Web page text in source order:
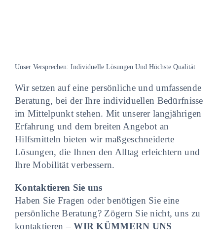
Unser Versprechen: Individuelle Lösungen Und Höchste Qualität
Wir setzen auf eine persönliche und umfassende
Beratung, bei der Ihre individuellen Bedürfnisse
im Mittelpunkt stehen. Mit unserer langjährigen
Erfahrung und dem breiten Angebot an
Hilfsmitteln bieten wir maßgeschneiderte
Lösungen, die Ihnen den Alltag erleichtern und
Ihre Mobilität verbessern.
Kontaktieren Sie uns
Haben Sie Fragen oder benötigen Sie eine
persönliche Beratung? Zögern Sie nicht, uns zu
kontaktieren –WIR KÜMMERN UNS